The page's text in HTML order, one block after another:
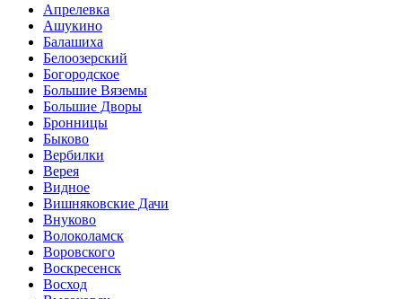
Апрелевка
Ашукино
Балашиха
Белоозерский
Богородское
Большие Вяземы
Большие Дворы
Бронницы
Быково
Вербилки
Верея
Видное
Вишняковские Дачи
Внуково
Волоколамск
Воровского
Воскресенск
Восход